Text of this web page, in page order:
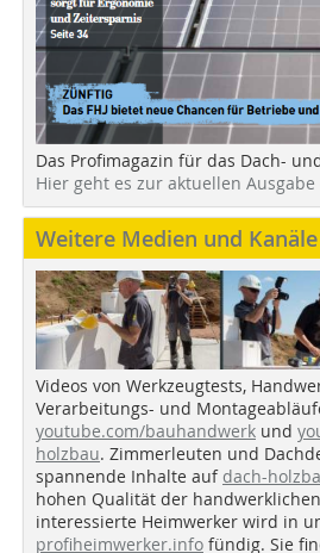
Das Profimagazin für das Dach-
Hier geht es zur aktuellen
Weitere Medien und Kanäle
Videos von Werkzeugtests,
Verarbeitungs- und
youtube.com/bauhandwerk und
holzbau. Zimmerleuten und
spannende Inhalte auf dach-
hohen Qualität der
interessierte Heimwerker wird in
profiheimwerker.info fündig. Sie